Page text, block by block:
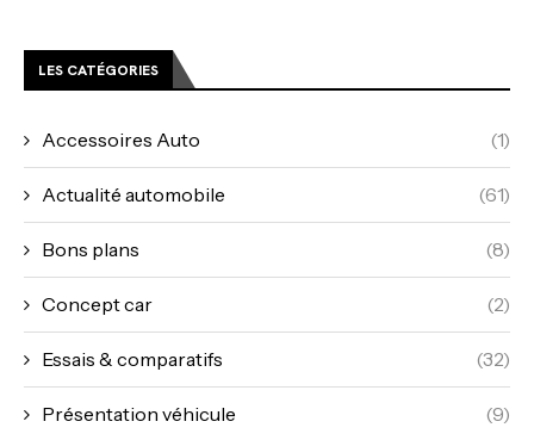
LES CATÉGORIES
Accessoires Auto (1)
Actualité automobile (61)
Bons plans (8)
Concept car (2)
Essais & comparatifs (32)
Présentation véhicule (9)